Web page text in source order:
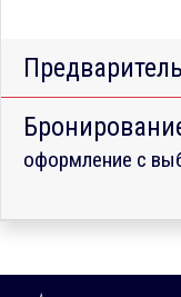
оформление с